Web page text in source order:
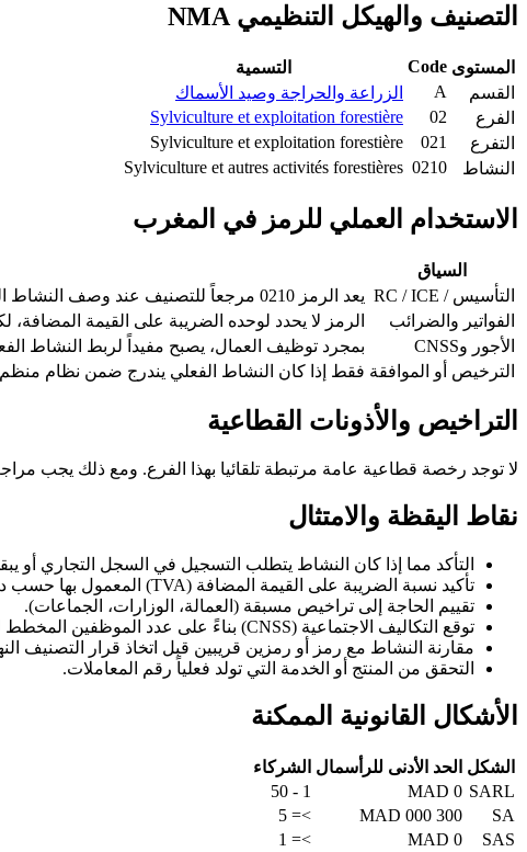
التصنيف والهيكل التنظيمي NMA
المستوى Code
التسمية
القسم
A
الزراعة والحراجة وصيد الأسماك
الفرع
02
Sylviculture et exploitation forestière
التفرع
021
Sylviculture et exploitation forestière
النشاط
0210
Sylviculture et autres activités forestières
الاستخدام العملي للرمز في المغرب
السياق
التأسيس / RC / ICE
يعد الرمز 0210 مرجعاً للتصنيف عند وصف النشاط الرئيسي في ملف المقاولة.
الفواتير والضرائب
الرمز لا يحدد لوحده الضريبة على القيمة المضافة،
الأجور وCNSS
بمجرد توظيف العمال، يصبح مفيداً لربط النشاط
الترخيص أو الموافقة فقط إذا كان النشاط الفعلي يندرج ضمن نظام
التراخيص والأذونات القطاعية
لا توجد رخصة قطاعية عامة مرتبطة تلقائيا بهذا الفرع. ومع ذلك يجب
نقاط اليقظة والامتثال
التأكد مما إذا كان النشاط يتطلب التسجيل في السجل التجاري أو
تأكيد نسبة الضريبة على القيمة المضافة (TVA) المعمول بها حسب دوريات مديرية الضرائب.
تقييم الحاجة إلى تراخيص مسبقة (العمالة، الوزارات، الجماعات).
توقع التكاليف الاجتماعية (CNSS) بناءً على عدد الموظفين المخطط له.
مقارنة النشاط مع رمز أو رمزين قريبين قبل اتخاذ قرار التصنيف
التحقق من المنتج أو الخدمة التي تولد فعلياً رقم المعاملات.
الأشكال القانونية الممكنة
الشكل الحد الأدنى للرأسمال الشركاء
SARL
0 MAD
1 - 50
SA
300 000 MAD
>= 5
SAS
0 MAD
>= 1